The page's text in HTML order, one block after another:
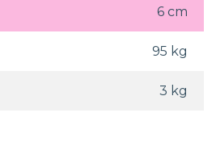
6 cm
95 kg
3 kg